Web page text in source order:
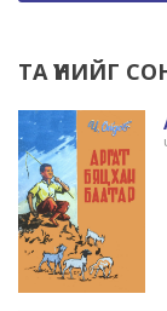
ТА ҮҮНИЙГ